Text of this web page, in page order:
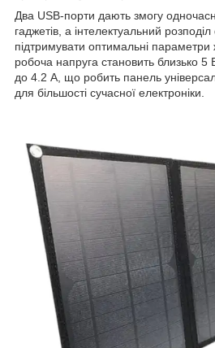
Два USB-порти дають змогу
гаджетів, а інтелектуальний
підтримувати оптимальні
робоча напруга становить близько
до 4.2 А, що робить панель
для більшості сучасної електроніки.